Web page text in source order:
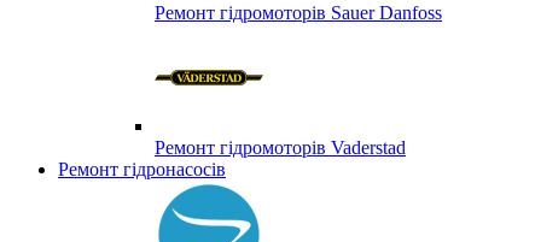
Ремонт гідромоторів Sauer Danfoss
Ремонт гідромоторів Vaderstad
Ремонт гідронасосів